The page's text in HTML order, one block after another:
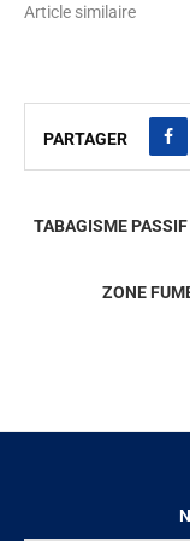
Article similaire
PARTAGER
TABAGISME
ZONE